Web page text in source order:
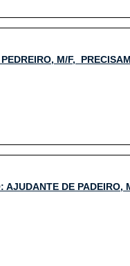
M/F, PRECISAM
AJUDANTE DE PADEIRO,